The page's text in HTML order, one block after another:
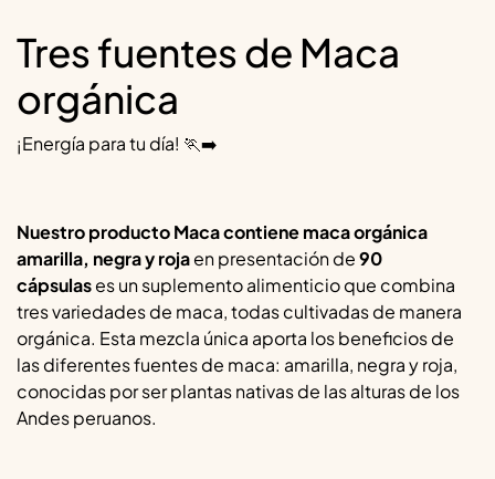
Tres fuentes de Maca
orgánica
¡Energía para tu día! 🏃‍➡️
Nuestro producto Maca contiene maca orgánica
amarilla, negra y rojaen presentación de90
cápsulases un suplemento alimenticio que combina
tres variedades de maca, todas cultivadas de manera
orgánica. Esta mezcla única aporta los beneficios de
las diferentes fuentes de maca: amarilla, negra y roja,
conocidas por ser plantas nativas de las alturas de los
Andes peruanos.